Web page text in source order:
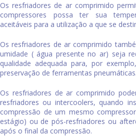
Osresfriadores de ar comprimido
compressores possa ter sua
aceitáveis para a utilização a que se
Osresfriadores de ar comprimido
umidade ( água presente no ar) seja
qualidade adequada para, por
preservação de ferramentas pneumáticas.
Os resfriadores de ar comprimido
resfriadores ou intercoolers, quando
compressão de um mesmo
estágio) ou de pós-resfriadores ou
após o final da compressão.